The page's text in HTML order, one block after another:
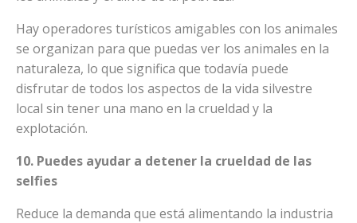
Hay operadores turísticos amigables con los animales
se organizan para que puedas ver los animales en la
naturaleza, lo que significa que todavía puede
disfrutar de todos los aspectos de la vida silvestre
local sin tener una mano en la crueldad y la
explotación.
10. Puedes ayudar a detener la crueldad de las
selfies
Reduce la demanda que está alimentando la industria